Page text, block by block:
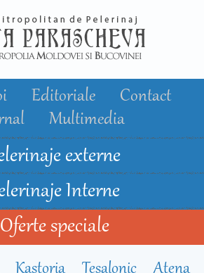
principal
Editoriale
Contact
Multimedia
externe
Interne
Oferte speciale